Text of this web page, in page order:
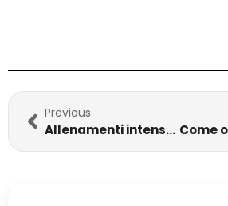
Previous
Allenamenti intensi e Switching: il tuo corpo cambia in 30′